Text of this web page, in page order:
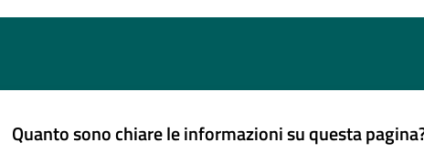
Quanto sono chiare le informazioni su questa